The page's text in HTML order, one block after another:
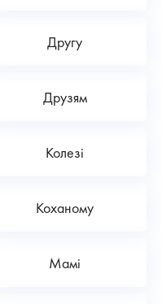
Другу
Друзям
Колезі
Коханому
Мамі